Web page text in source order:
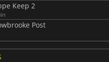
Keep 2
Post